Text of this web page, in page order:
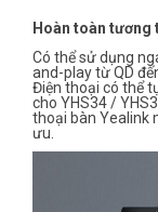
Hoàn toàn tương
Có thể sử dụng
and-play từ QD
Điện thoại có thể
cho YHS34 /
thoại bàn Yealink
ưu.